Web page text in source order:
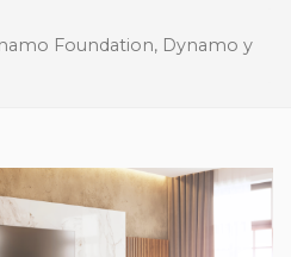
Foundation, Dynamo y